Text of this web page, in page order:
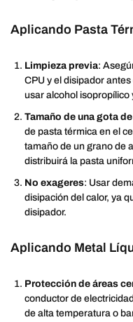
Aplicando Pasta
Limpieza previa:
CPU y el disipador
usar alcohol isopropílico
Tamaño de una gota
de pasta térmica en el
tamaño de un grano de
distribuirá la pasta
No exageres: Usar
disipación del calor, ya
disipador.
Aplicando Metal
Protección de áreas
conductor de
de alta temperatura o